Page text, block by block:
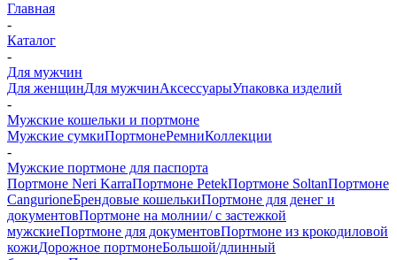
Главная
-
Каталог
-
Для мужчин
Для женщинДля мужчинАксессуарыУпаковка изделий
-
Мужские кошельки и портмоне
Мужские сумкиПортмонеРемниКоллекции
-
Мужские портмоне для паспорта
Портмоне Neri KarraПортмоне PetekПортмоне SoltanПортмоне
CangurioneБрендовые кошелькиПортмоне для денег и
документовПортмоне на молнии/ с застежкой
мужскиеПортмоне для документовПортмоне из крокодиловой
кожиДорожное портмонеБольшой/длинный